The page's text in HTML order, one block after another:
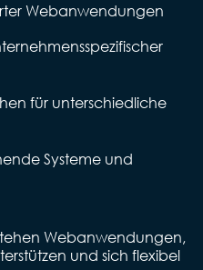
Webanwendungen
für unterschiedliche
Systeme und
Webanwendungen,
und sich flexibel